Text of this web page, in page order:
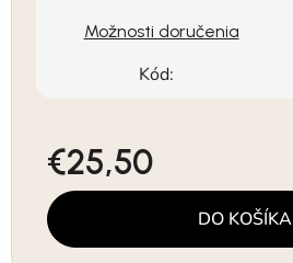
Možnosti doručenia
Kód:
€25,50
Jednotková cena:
DO KOŠÍKA